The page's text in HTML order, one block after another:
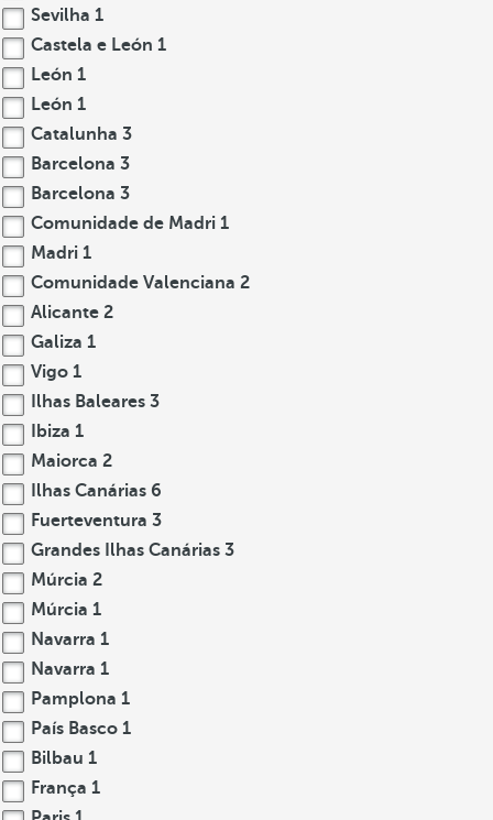
Sevilha 1
Castela e León 1
León 1
León 1
Catalunha 3
Barcelona 3
Barcelona 3
Comunidade de Madri 1
Madri 1
Comunidade Valenciana 2
Alicante 2
Galiza 1
Vigo 1
Ilhas Baleares 3
Ibiza 1
Maiorca 2
Ilhas Canárias 6
Fuerteventura 3
Grandes Ilhas Canárias 3
Múrcia 2
Múrcia 1
Navarra 1
Navarra 1
Pamplona 1
País Basco 1
Bilbau 1
França 1